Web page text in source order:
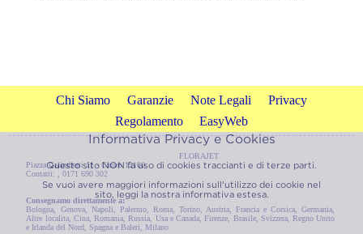
Chi Siamo Garanzie Note Legali
Privacy
Regolamento
EasyWeb
FLORAJET
Piazza Galimberti 11 - Cuneo 12100
Contatti: , 0171 690 302
Consegnamo direttamente a:
Bologna
Genova, Napoli Palermo, Roma, Torino, Austria Francia e Corsica ,Germania
Altre localita, Cina, Romania Russia Usa e Canada Firenze Brasile, Svizzera, Regno Unito
e Irlanda del Nord
Spagna e Baleri Milano
Informativa Privacy e Cookies
Questo sito NON fa uso di cookies traccianti e di terze parti.
Se vuoi avere maggiori informazioni sull'utilizzo dei cookie nel
sito, leggi la nostra informativa estesa.